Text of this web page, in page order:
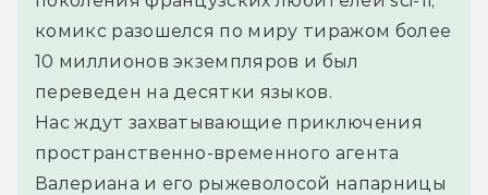
комикс разошелся по миру тиражом более
10 миллионов экземпляров и был
переведен на десятки языков.
Нас ждут захватывающие приключения
пространственно-временного агента
Валериана и его рыжеволосой напарницы